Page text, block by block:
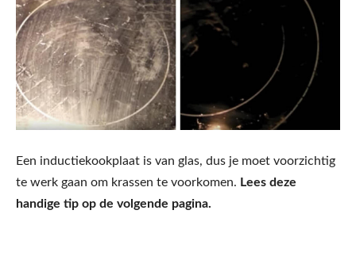
Een inductiekookplaat is van glas, dus je moet voorzichtig
te werk gaan om krassen te voorkomen. Lees deze
handige tip op de volgende pagina.